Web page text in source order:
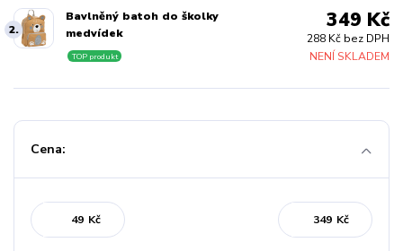
2.
Bavlněný batoh do školky
medvídek
NENÍ SKLADEM
TOP produkt
349 Kč
288 Kč bez DPH
Cena:
Kč Kč